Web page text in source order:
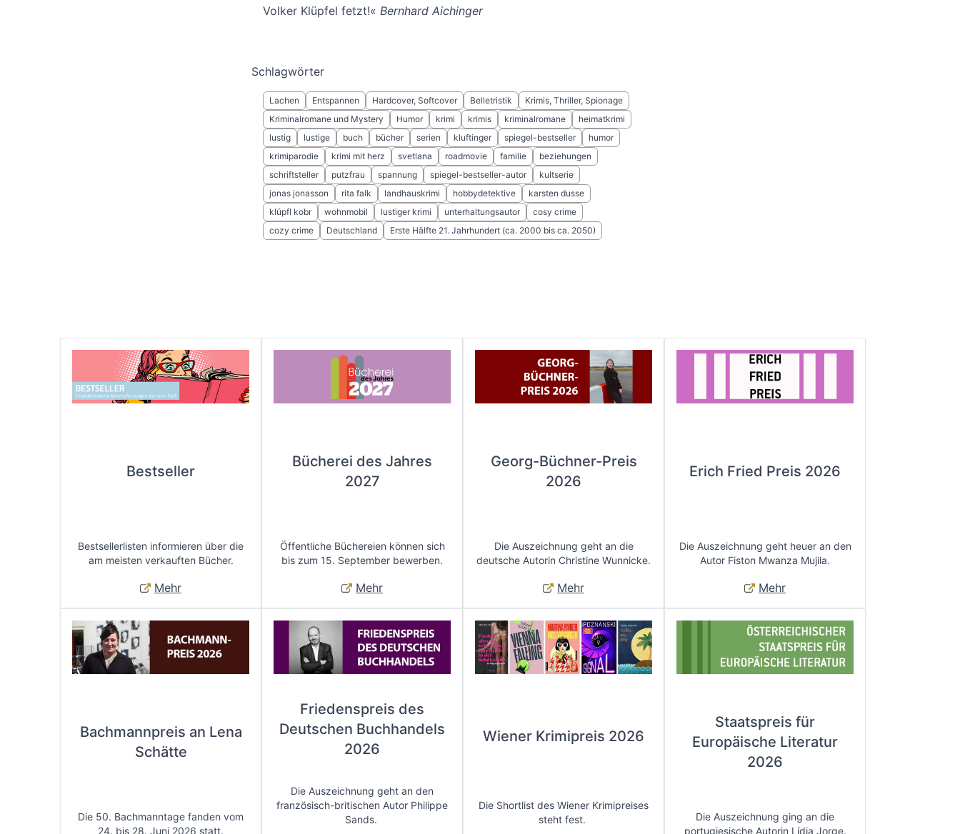
Volker Klüpfel fetzt!« Bernhard Aichinger
Schlagwörter
Lachen Entspannen Hardcover, Softcover Belletristik
Krimis, Thriller, Spionage
Kriminalromane und Mystery
Humor krimi krimis kriminalromane
heimatkrimi
lustig
lustige buch bücher serien kluftinger spiegel-bestseller
humor
krimiparodie
krimi mit herz svetlana roadmovie familie
beziehungen
schriftsteller
putzfrau spannung spiegel-bestseller-autor
kultserie
jonas jonasson
rita falk landhauskrimi hobbydetektive
karsten dusse
klüpfl kobr
wohnmobil lustiger krimi unterhaltungsautor
cosy crime
cozy crime
Deutschland Erste Hälfte 21. Jahrhundert (ca. 2000 bis ca. 2050)
Bestseller
Bestsellerlisten informieren über die
am meisten verkauften Bücher.
Mehr
Bücherei des Jahres
2027
Öffentliche Büchereien können sich
bis zum 15. September bewerben.
Mehr
Georg-Büchner-Preis
2026
Die Auszeichnung geht an die
deutsche Autorin Christine Wunnicke.
Mehr
Erich Fried Preis 2026
Die Auszeichnung geht heuer an den
Autor Fiston Mwanza Mujila.
Mehr
Bachmannpreis an Lena
Schätte
Die 50. Bachmanntage fanden vom
24. bis 28. Juni 2026 statt.
Friedenspreis des
Deutschen Buchhandels
2026
Die Auszeichnung geht an den
französisch-britischen Autor Philippe
Sands.
Wiener Krimipreis 2026
Die Shortlist des Wiener Krimipreises
steht fest.
Staatspreis für
Europäische Literatur
2026
Die Auszeichnung ging an die
portugiesische Autorin Lídia Jorge.